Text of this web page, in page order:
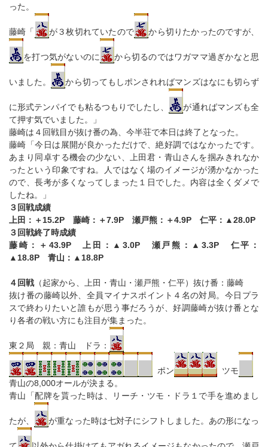
った。
藤崎「 が３枚切れていたので から切りたかったのですが、
を打つ気がないのに から切るのではワガママ過ぎかなと思
いました。 から切ってもしポンされればマンズはなにも切らず
に形式テンパイでも粘るつもりでしたし、
が通ればマンズも全
て押す気でいました。」
藤崎は４回戦目が抜け番の為、今半荘で本日は終了となった。
藤崎「今日は展開が良かっただけで、絶好調ではなかったです。
あまり同卓する機会の少ない、上田君・青山さんを掴みきれなか
ったという印象ですね。人ではなく場のイメージが湧かなかった
ので、長考が多くなってしまった１日でした。内容は全くダメで
したね。」
３回戦成績
上田：＋15.2P 藤崎：＋7.9P 瀬戸熊：＋4.9P 仁平：▲28.0P
３回戦終了時成績
藤崎：＋43.9P 上田：▲3.0P 瀬戸熊：▲3.3P 仁平：
▲18.8P 青山：▲18.8P
４回戦 （起家から、上田・青山・瀬戸熊・仁平）抜け番：藤崎
抜け番の藤崎以外、全員マイナスポイント４名の対局。今日プラ
スで終わりたいと誰もが思う事だろうが、好調藤崎が抜け番とな
り各者の戦い方にも注目が集まった。
東２局 親：青山 ドラ：
ポン
ツモ
青山の8,000オールが決まる。
青山「配牌を貰った時は、リーチ・ツモ・ドラ１で手を進めまし
たが、 が重なった時は七対子にシフトしました。あの形になっ